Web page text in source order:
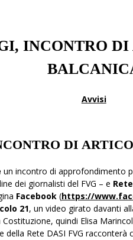
INCONTRO
Avvisi
DI
un incontro di approfondimento
dei giornalisti del FVG – e
Facebook (https://
21, un video girato davanti
quindi Elisa
Rete DASI FVG racconterà